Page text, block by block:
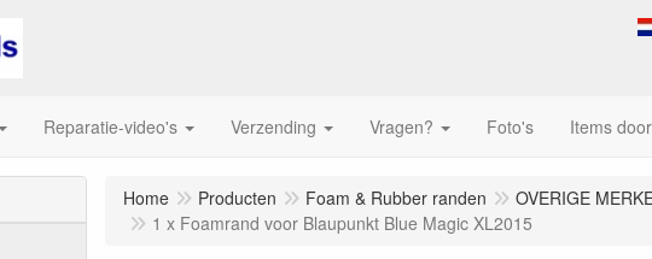
Reparatie-video's Verzending Vragen? Foto's Items
Home Producten Foam & Rubber randen OVERIGE
1 x Foamrand voor Blaupunkt Blue Magic XL2015